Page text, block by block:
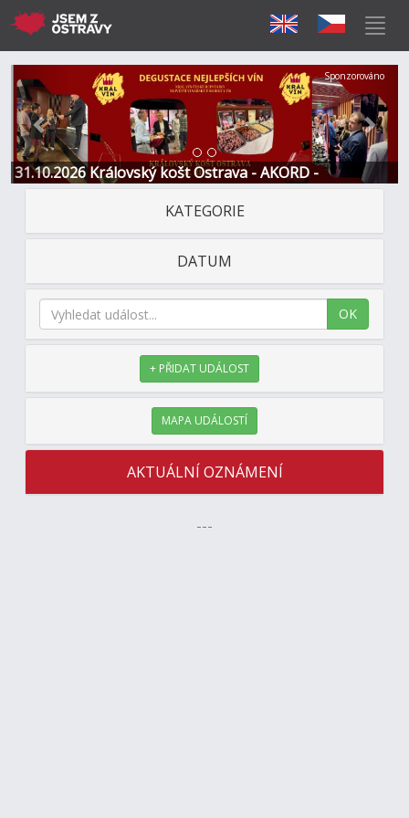
31.10.2026 Královský košt Ostrava - AKORD -
Restaurace a Hotel
Předchozí Další
Sponzorováno
KATEGORIE
DATUM
OK
+ PŘIDAT UDÁLOST
MAPA UDÁLOSTÍ
AKTUÁLNÍ OZNÁMENÍ
---